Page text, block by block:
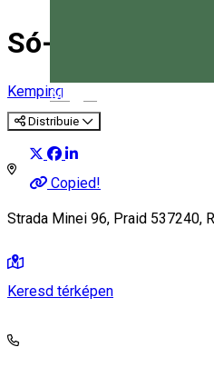
Magyar
Só-Kristály
Kemping
Distribuie
Copied!
Strada Minei 96, Praid 537240,
Keresd térképen